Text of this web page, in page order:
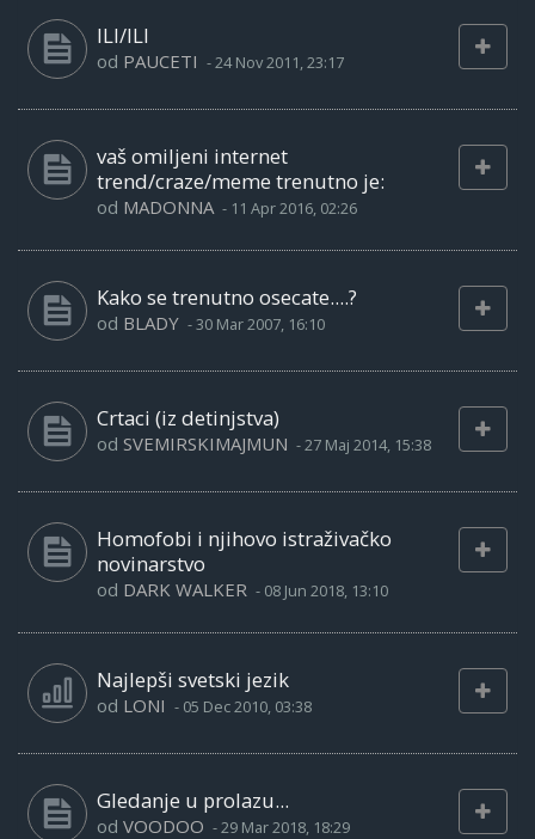
ILI/ILI
od PAUCETI -24 Nov 2011, 23:17
vaš omiljeni internet
trend/craze/meme trenutno je:
od MADONNA - 11 Apr 2016, 02:26
Kako se trenutno osecate....?
od BLADY -30 Mar 2007, 16:10
Crtaci (iz detinjstva)
od SVEMIRSKIMAJMUN -27 Maj 2014, 15:38
Homofobi i njihovo istraživačko
novinarstvo
od DARK WALKER - 08 Jun 2018, 13:10
Najlepši svetski jezik
od LONI - 05 Dec 2010, 03:38
Gledanje u prolazu...
od VOODOO -29 Mar 2018, 18:29